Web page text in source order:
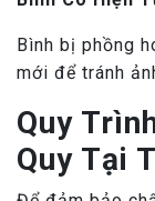
Bình bị phồng
mới để tránh
Quy
Quy Tại